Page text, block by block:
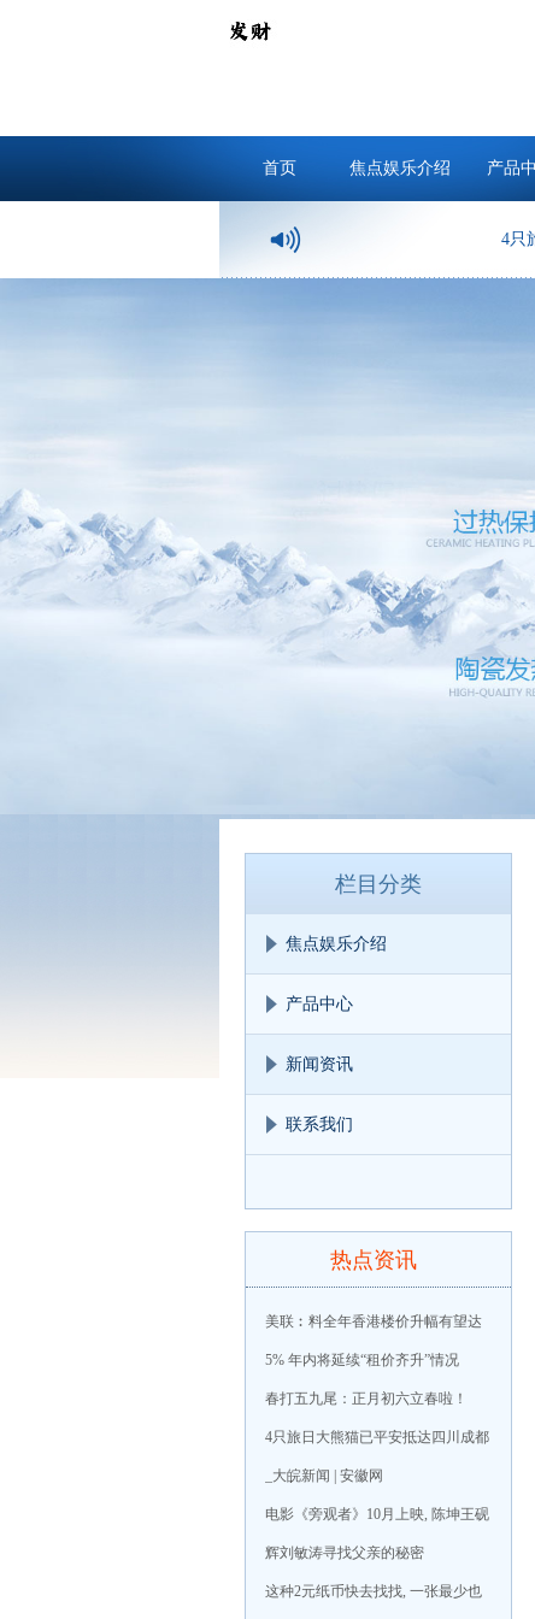
首页 焦点娱乐介绍 产品
4只旅
栏目分类
焦点娱乐介绍
产品中心
新闻资讯
联系我们
热点资讯
美联︰料全年香港楼价升幅有望达
5% 年内将延续“租价齐升”情况
春打五九尾：正月初六立春啦！
4只旅日大熊猫已平安抵达四川成都
_大皖新闻 | 安徽网
电影《旁观者》10月上映, 陈坤王砚
辉刘敏涛寻找父亲的秘密
这种2元纸币快去找找, 一张最少也